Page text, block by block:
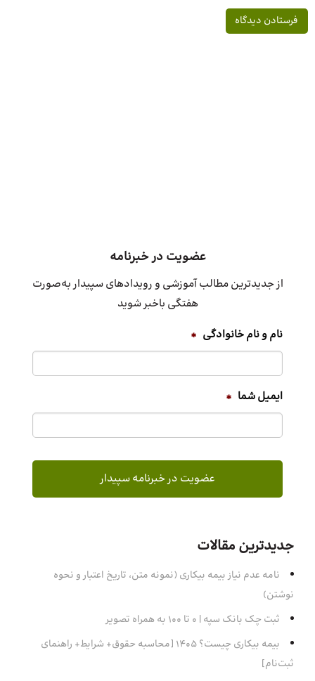
عضویت در خبرنامه
از جدیدترین مطالب آموزشی و رویدادهای سپیدار به‌صورت
هفتگی باخبر شوید
نام و نام خانوادگی *
ایمیل شما *
جدیدترین مقالات
نامه عدم نیاز بیمه بیکاری (نمونه متن، تاریخ اعتبار و نحوه
نوشتن)
ثبت چک بانک سپه | ۰ تا ۱۰۰ به همراه تصویر
بیمه بیکاری چیست؟ 1405 [محاسبه حقوق+ شرایط+ راهنمای
ثبت‌نام]